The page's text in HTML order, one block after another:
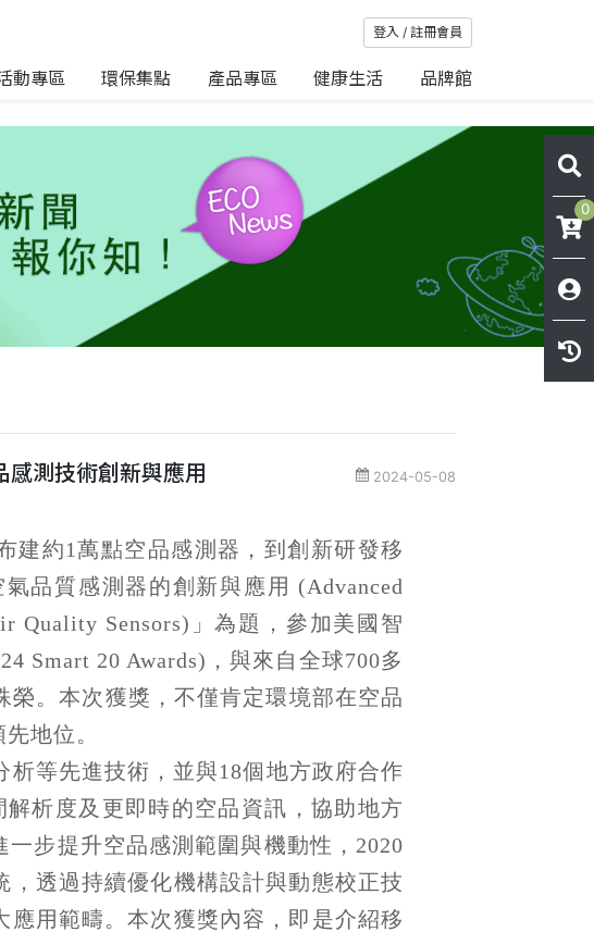
登入 / 註冊會員
動專區 環保集點 產品專區 健康生活 品牌館
0
測技術創新與應用 2024-05-08
建約1萬點空品感測器，到創新研發移
品質感測器的創新與應用 (Advanced
Quality Sensors)」為題，參加美國智
Smart 20 Awards)，與來自全球700多
榮。本次獲獎，不僅肯定環境部在空品
地位。
等先進技術，並與18個地方政府合作
析度及更即時的空品資訊，協助地方
步提升空品感測範圍與機動性，2020
透過持續優化機構設計與動態校正技
用範疇。本次獲獎內容，即是介紹移